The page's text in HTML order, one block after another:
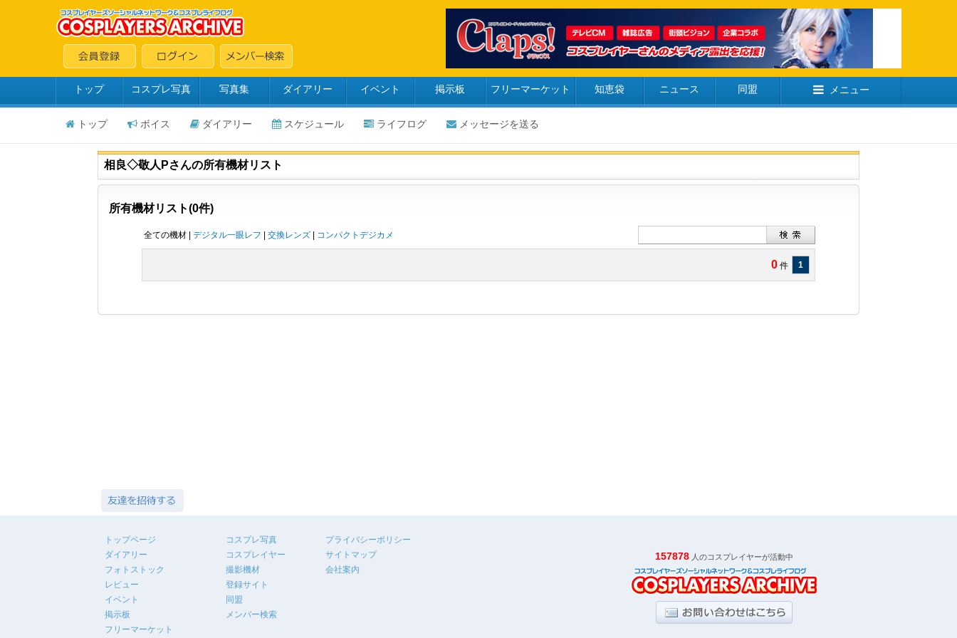
トップ コスプレ写真 写真集 ダイアリー イベント 掲示板 フリーマーケット 知恵袋 ニュース 同盟 メニュー
トップ ボイス ダイアリー スケジュール ライフログ メッセージを送る
相良◇敬人Pさんの所有機材リスト
所有機材リスト(0件)
全ての機材 | デジタル一眼レフ 交換レンズ コンパクトデジカメ
0 件 1
トップページ
ダイアリー
フォトストック
レビュー
イベント
掲示板
フリーマーケット
コスプレ写真
コスプレイヤー
撮影機材
登録サイト
同盟
メンバー検索
プライバシーポリシー
サイトマップ
会社案内
157878 人のコスプレイヤーが活動中